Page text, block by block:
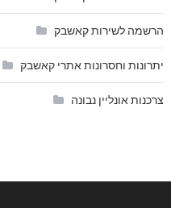
הרשמה לשירות קאשבק
יתרונות וחסרונות אתרי קאשבק
צרכנות אונליין נבונה